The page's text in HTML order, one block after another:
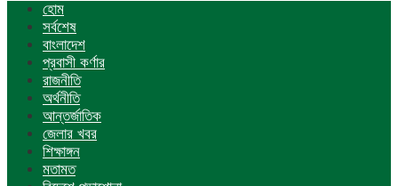
হোম
সর্বশেষ
বাংলাদেশ
প্রবাসী কর্ণার
রাজনীতি
অর্থনীতি
আন্তর্জাতিক
জেলার খবর
শিক্ষাঙ্গন
মতামত